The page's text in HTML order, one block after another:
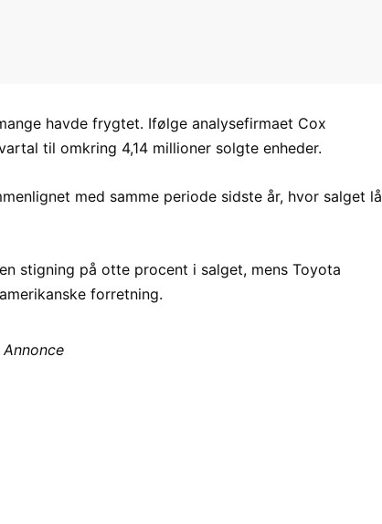
havde frygtet. Ifølge analysefirmaet Cox
til omkring 4,14 millioner solgte enheder.
med samme periode sidste år, hvor salget lå
stigning på otte procent i salget, mens Toyota
forretning.
Annonce